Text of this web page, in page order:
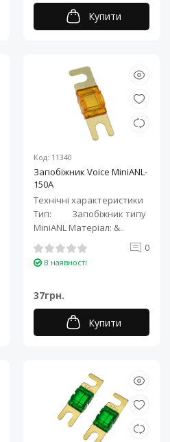
Купити
Код: 11340
Запобіжник Voice MiniANL-
150A
Технічні характеристики
Тип: Запобіжник типу
MiniANL Матеріал: &..
0
В наявності
37грн.
Купити